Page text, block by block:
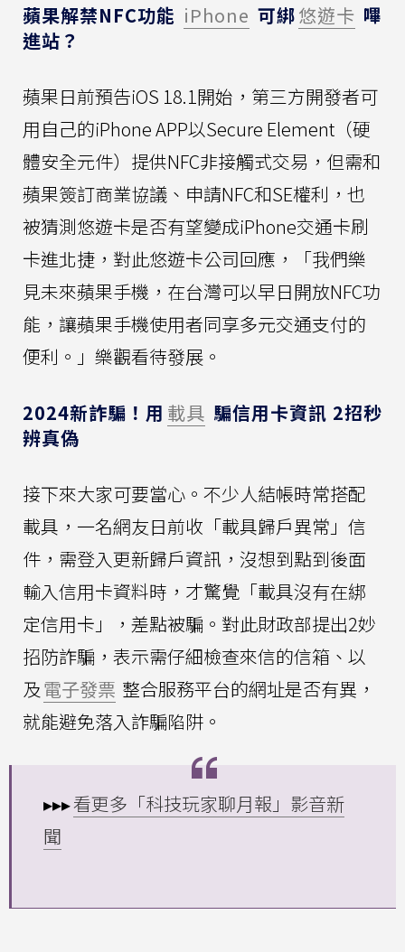
蘋果解禁NFC功能 iPhone 可綁悠遊卡 嗶
進站？
蘋果日前預告iOS 18.1開始，第三方開發者可
用自己的iPhone APP以Secure Element（硬
體安全元件）提供NFC非接觸式交易，但需和
蘋果簽訂商業協議、申請NFC和SE權利，也
被猜測悠遊卡是否有望變成iPhone交通卡刷
卡進北捷，對此悠遊卡公司回應，「我們樂
見未來蘋果手機，在台灣可以早日開放NFC功
能，讓蘋果手機使用者同享多元交通支付的
便利。」樂觀看待發展。
2024新詐騙！用 載具 騙信用卡資訊 2招秒
辨真偽
接下來大家可要當心。不少人結帳時常搭配
載具，一名網友日前收「載具歸戶異常」信
件，需登入更新歸戶資訊，沒想到點到後面
輸入信用卡資料時，才驚覺「載具沒有在綁
定信用卡」，差點被騙。對此財政部提出2妙
招防詐騙，表示需仔細檢查來信的信箱、以
及電子發票 整合服務平台的網址是否有異，
就能避免落入詐騙陷阱。
▸▸▸看更多「科技玩家聊月報」影音新
聞